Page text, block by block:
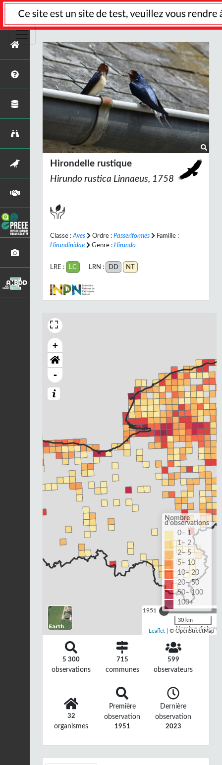
Hirondelle rustique
Hirundo rustica Linnaeus, 1758
Classe : Aves Ordre : Passeriformes
Famille :
Hirundinidae
Genre : Hirundo
LRE : LC LRN : DD NT
+
-
1951
Nombre
Nombre
d'observations
0– 1
1– 2
2– 5
5– 10
10– 20
20– 50
50– 100
100+
30 km
Leaflet | © OpenStreetMap
5 300
observations
715
communes
599
observateurs
32
organismes
Première
observation
1951
Dernière
observation
2023